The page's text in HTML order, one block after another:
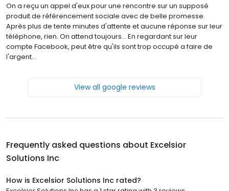
On a reçu un appel d'eux pour une rencontre sur un supposé
produit de référencement sociale avec de belle promesse.
Après plus de tente minutes d'attente et aucune réponse sur leur
téléphone, rien. On attend toujours... En regardant sur leur
compte Facebook, peut être qu'ils sont trop occupé a faire de
l'argent...
View all google reviews
Frequently asked questions about Excelsior
Solutions Inc
How is Excelsior Solutions Inc rated?